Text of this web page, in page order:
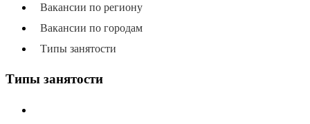
Вакансии по региону
Вакансии по городам
Типы занятости
Типы занятости